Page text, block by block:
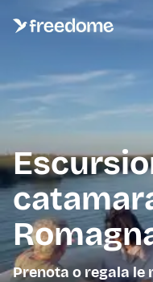
Prenota o regala